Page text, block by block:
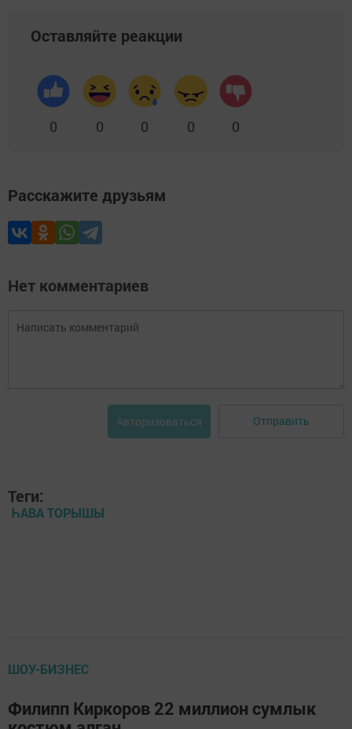
Оставляйте реакции
0 0 0 0 0
Расскажите друзьям
Нет комментариев
Авторизоваться Отправить
Теги:
ҺАВА ТОРЫШЫ
ШОУ-БИЗНЕС
Филипп Киркоров 22 миллион сумлык